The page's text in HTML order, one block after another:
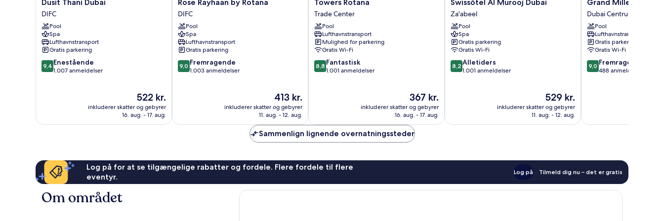
Thani
Dubai
DIFC
Dusit Thani Dubai
DIFC
Pool
Spa
Lufthavnstransport
Gratis parkering
9.4
ud
9,4 Enestående
1.007 anmeldelser
Prisen
er
522 kr.
522 kr.
inkluderer skatter og gebyrer
16. aug. - 17. aug.
Rayhaan
by
Rotana
DIFC
Rose Rayhaan by Rotana
DIFC
Pool
Spa
Lufthavnstransport
Gratis parkering
9.0
ud
9,0 Fremragende
1.003 anmeldelser
Prisen
er
413 kr.
413 kr.
inkluderer skatter og gebyrer
11. aug. - 12. aug.
Rotana
Trade
Center
Towers Rotana
Trade Center
Pool
Lufthavnstransport
Mulighed for parkering
Gratis Wi-Fi
8.8
ud
8,8 Fantastisk
1.001 anmeldelser
Prisen
er
367 kr.
367 kr.
inkluderer skatter og gebyrer
16. aug. - 17. aug.
Al
Murooj
Dubai
Za'abeel
Swissôtel Al Murooj Dubai
Za'abeel
Pool
Spa
Gratis parkering
Gratis Wi-Fi
8.2
ud
8,2 Alletiders
1.001 anmeldelser
Prisen
er
529 kr.
529 kr.
inkluderer skatter og gebyrer
11. aug. - 12. aug.
Millennium
Business
Bay
Dubai
Centrum
Grand Millennium
Dubai Centrum
Pool
Lufthavnstransport
Gratis parkering
Gratis Wi-Fi
9.0
ud
9,0 Fremragende
488 anmeldelser
Sammenlign lignende overnatningssteder
Log på for at se tilgængelige rabatter og fordele. Flere fordele til flere
eventyr.
Log på Tilmeld dig nu – det er gratis
Om området